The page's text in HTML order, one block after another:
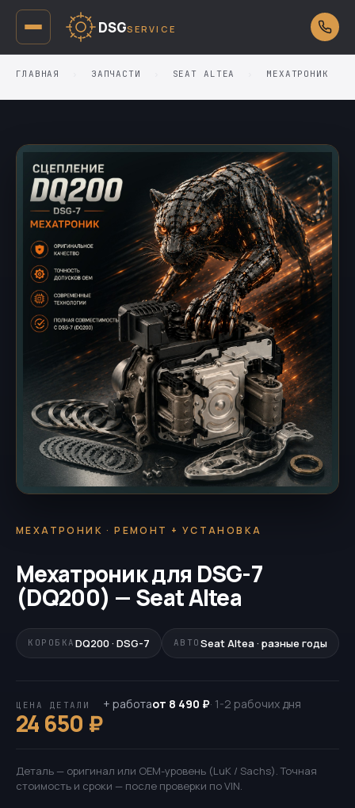
DSGSERVICE
ГЛАВНАЯ ЗАПЧАСТИ SEAT ALTEA МЕХАТРОНИК
МЕХАТРОНИК · РЕМОНТ + УСТАНОВКА
Мехатроник для DSG-7
(DQ200) — Seat Altea
КОРОБКА DQ200 · DSG-7 АВТО Seat Altea · разные годы
ЦЕНА ДЕТАЛИ
24 650 ₽
+ работаот 8 490 ₽· 1-2 рабочих дня
Деталь — оригинал или OEM-уровень (LuK / Sachs). Точная
стоимость и сроки — после проверки по VIN.